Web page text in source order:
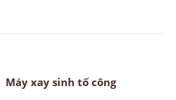
Máy xay sinh tố công